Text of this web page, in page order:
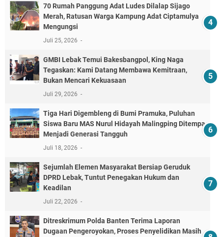
70 Rumah Panggung Adat Ludes Dilalap Sijago
Merah, Ratusan Warga Kampung Adat Ciptamulya
Mengungsi
Juli 25, 2026
GMBI Lebak Temui Bakesbangpol, King Naga
Tegaskan: Kami Datang Membawa Kemitraan,
Bukan Mencari Kekuasaan
Juli 29, 2026
Tiga Hari Digembleng di Bumi Pramuka, Puluhan
Siswa Baru MAS Nurul Hidayah Malingping Ditempa
Menjadi Generasi Tangguh
Juli 18, 2026
Sejumlah Elemen Masyarakat Bersiap Geruduk
DPRD Lebak, Tuntut Penegakan Hukum dan
Keadilan
Juli 22, 2026
Ditreskrimum Polda Banten Terima Laporan
Dugaan Pengeroyokan, Proses Penyelidikan Masih